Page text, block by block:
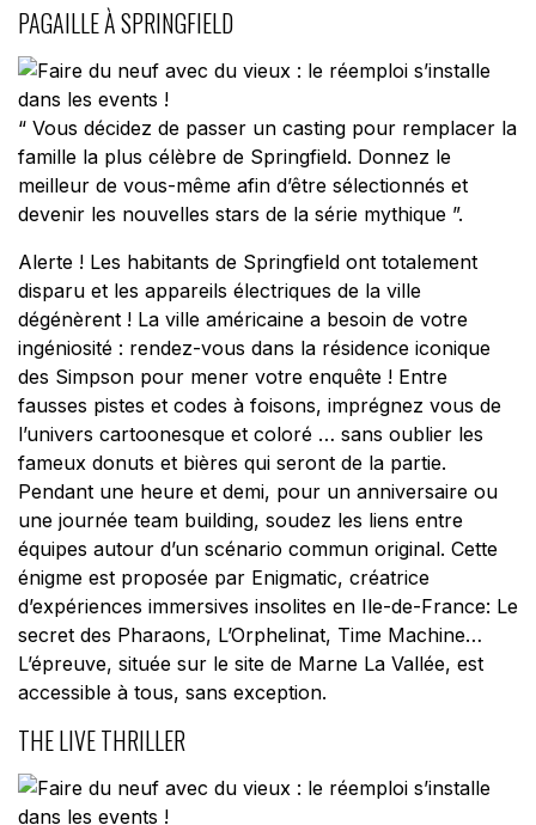
PAGAILLE À SPRINGFIELD
“ Vous décidez de passer un casting pour remplacer la
famille la plus célèbre de Springfield. Donnez le
meilleur de vous-même afin d’être sélectionnés et
devenir les nouvelles stars de la série mythique ”.
Alerte ! Les habitants de Springfield ont totalement
disparu et les appareils électriques de la ville
dégénèrent ! La ville américaine a besoin de votre
ingéniosité : rendez-vous dans la résidence iconique
des Simpson pour mener votre enquête ! Entre
fausses pistes et codes à foisons, imprégnez vous de
l’univers cartoonesque et coloré … sans oublier les
fameux donuts et bières qui seront de la partie.
Pendant une heure et demi, pour un anniversaire ou
une journée team building, soudez les liens entre
équipes autour d’un scénario commun original. Cette
énigme est proposée par Enigmatic, créatrice
d’expériences immersives insolites en Ile-de-France: Le
secret des Pharaons, L’Orphelinat, Time Machine…
L’épreuve, située sur le site de Marne La Vallée, est
accessible à tous, sans exception.
THE LIVE THRILLER